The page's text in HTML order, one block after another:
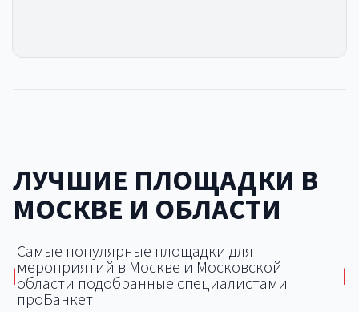
ЛУЧШИЕ ПЛОЩАДКИ В
МОСКВЕ И ОБЛАСТИ
|
Самые популярные площадки для
мероприятий в Москве и Московской
области подобранные специалистами
проБанкет
|